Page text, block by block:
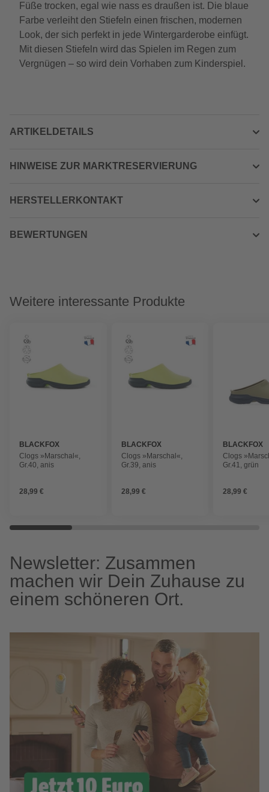
Füße trocken, egal wie nass es draußen ist. Die blaue
Farbe verleiht den Stiefeln einen frischen, modernen
Look, der sich perfekt in jede Wintergarderobe einfügt.
Mit diesen Stiefeln wird das Spielen im Regen zum
Vergnügen – so wird dein Vorhaben zum Kinderspiel.
ARTIKELDETAILS
HINWEISE ZUR MARKTRESERVIERUNG
HERSTELLERKONTAKT
BEWERTUNGEN
Weitere interessante Produkte
BLACKFOX
Clogs »Marschal«,
Gr.40, anis
28,99 €
BLACKFOX
Clogs »Marschal«,
Gr.39, anis
28,99 €
BLACKFOX
Clogs
Gr.41, grün
28,99 €
Newsletter: Zusammen
machen wir Dein Zuhause zu
einem schöneren Ort.